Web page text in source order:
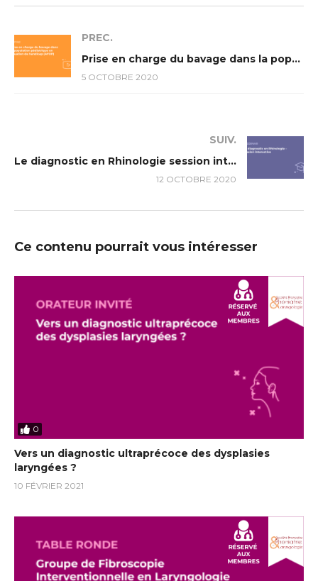
PREC.
Prise en charge du bavage dans la population pédiatrique en situation de handicap (AFOP)
5 OCTOBRE 2020
SUIV.
Le diagnostic en Rhinologie session interactive
12 OCTOBRE 2020
Ce contenu pourrait vous intéresser
0
Vers un diagnostic ultraprécoce des dysplasies
laryngées ?
10 FÉVRIER 2021